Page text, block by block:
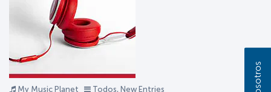
My Music Planet Todos, New Entries